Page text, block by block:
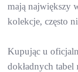
mają największy
kolekcje, często
Kupując u
dokładnych tabel